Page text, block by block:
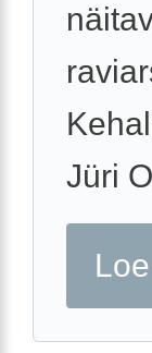
Jüri